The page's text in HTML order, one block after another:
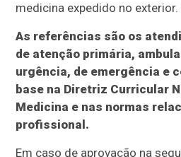
medicina expedido no exterior.
As referências são os
de atenção primária,
urgência, de emergência e
base na Diretriz Curricular
Medicina e nas normas
profissional.
Em caso de aprovação na